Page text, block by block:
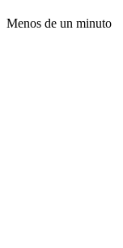
Menos de un minuto